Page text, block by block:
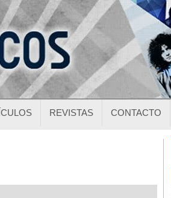
REVISTAS CONTACTO